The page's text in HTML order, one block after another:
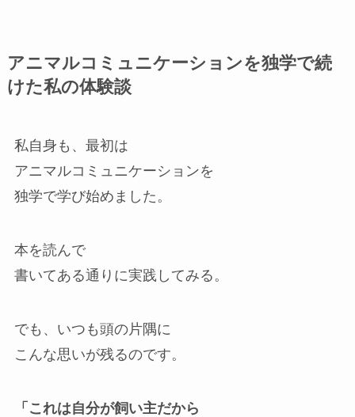
アニマルコミュニケーションを独学で続
けた私の体験談
私自身も、最初は
アニマルコミュニケーションを
独学で学び始めました。
本を読んで
書いてある通りに実践してみる。
でも、いつも頭の片隅に
こんな思いが残るのです。
「これは自分が飼い主だから